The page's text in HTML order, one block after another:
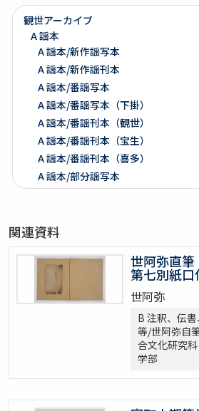
観世アーカイブ
A 謡本
A 謡本/新作謡写本
A 謡本/新作謡刊本
A 謡本/番謡写本
A 謡本/番謡写本（下掛）
A 謡本/番謡刊本（観世）
A 謡本/番謡刊本（宝生）
A 謡本/番謡刊本（喜多）
A 謡本/部分謡写本
A 謡本/部分謡刊本（観世）
A 謡本/その他
B 注釈、伝書、学書等
B 注釈、伝書、学書等/世阿弥伝書
B 注釈、伝書、学書等/世阿弥自筆
B 注釈、伝書、学書等/元章伝書
B 注釈、伝書、学書等/能伝書
B 注釈、伝書、学書等/翁伝書
B 注釈、伝書、学書等/謡伝書
B 注釈、伝書、学書等/大鼓伝書
関連資料
世阿弥直筆
第七別紙口
世阿弥
B 注釈、伝
等/世阿弥自
合文化研究
学部